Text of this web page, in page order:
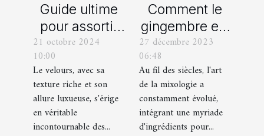
Guide ultime
pour assortir
vos
chaussures
avec des
pantalons en
velours
21 octobre 2024
10:00
Le velours, avec sa
texture riche et son
allure luxueuse, s'érige
en véritable
incontournable des...
Comment le
gingembre est
devenu un
ingrédient clé
dans la
mixologie
moderne
27 décembre 2023
06:48
Au fil des siècles, l'art
de la mixologie a
constamment évolué,
intégrant une myriade
d'ingrédients pour...